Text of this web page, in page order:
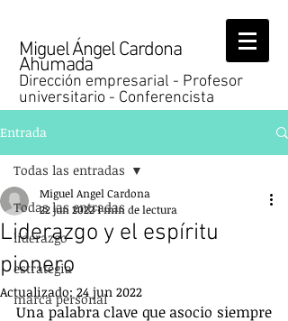
Miguel Ángel Cardona
Ahumada
Dirección empresarial - Profesor
universitario - Conferencista
Entrada
Todas las entradas
liderazgo
estrategia
marca personal
Todas las entradas
Liderazgo y el espíritu
pionero
Miguel Angel Cardona
22 jun 20221 min de lectura
Actualizado: 24 jun 2022
Una palabra clave que asocio siempre